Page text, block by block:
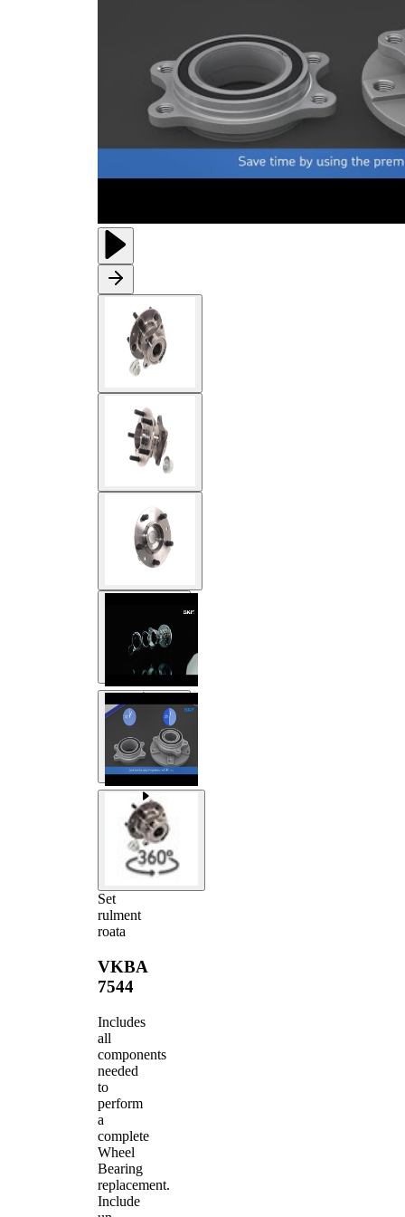
Set
rulment
roata
VKBA
7544
Includes
all
components
needed
to
perform
a
complete
Wheel
Bearing
replacement.
Include